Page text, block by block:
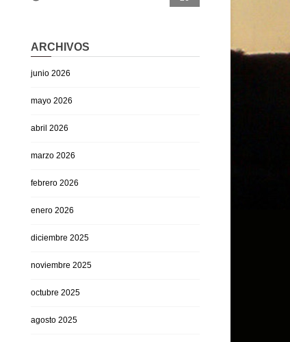
ARCHIVOS
junio 2026
mayo 2026
abril 2026
marzo 2026
febrero 2026
enero 2026
diciembre 2025
noviembre 2025
octubre 2025
agosto 2025